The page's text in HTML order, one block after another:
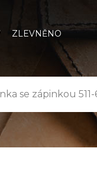
ZLEVNĚNO
se zápinkou